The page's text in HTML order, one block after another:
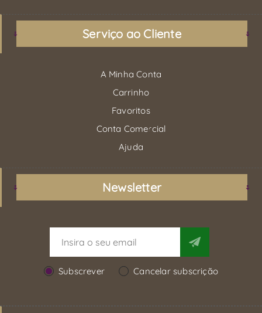
Serviço ao Cliente
A Minha Conta
Carrinho
Favoritos
Conta Comercial
Ajuda
Newsletter
Subscrever Cancelar subscrição